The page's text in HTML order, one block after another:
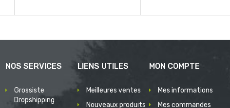
NOS SERVICES
Grossiste
Dropshipping
LIENS UTILES
Meilleures ventes
Nouveaux produits
MON COMPTE
Mes informations
Mes commandes